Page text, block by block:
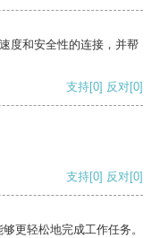
度和安全性的连接，并帮
支持[0] 反对[0]
支持[0] 反对[0]
更轻松地完成工作任务。